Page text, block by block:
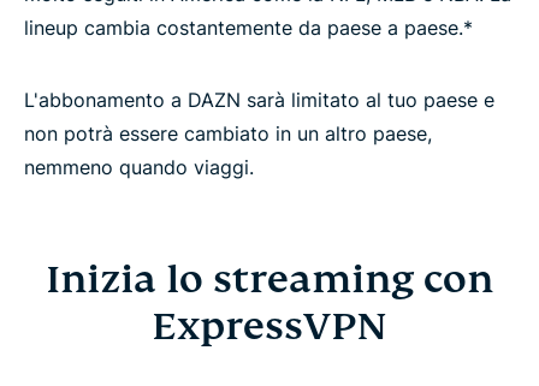
lineup cambia costantemente da paese a paese.*
L'abbonamento a DAZN sarà limitato al tuo paese e
non potrà essere cambiato in un altro paese,
nemmeno quando viaggi.
Inizia lo streaming con
ExpressVPN